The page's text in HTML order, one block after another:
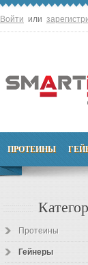
Войти или
ПРОТЕИНЫ
Протеины
Гейнеры